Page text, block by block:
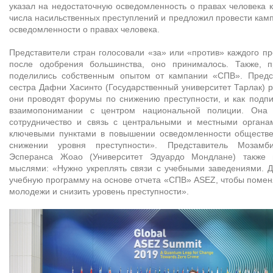
указал на недостаточную осведомленность о правах человека
числа насильственных преступлений и предложил провести
осведомленности о правах человека.
Представители стран голосовали «за» или «против» каждого
после одобрения большинства, оно принималось. Также,
поделились собственным опытом от кампании «СПВ».
сестра Дафни Хасинто (Государственный университет Тарлак)
они проводят форумы по снижению преступности, и как
взаимопонимании с центром национальной полиции. Она
сотрудничество и связь с центральными и местными
ключевыми пунктами в повышении осведомленности
снижении уровня преступности». Представитель
Эсперанса Жоао (Университет Эдуардо Мондлане) также
мыслями: «Нужно укреплять связи с учебными заведениями.
учебную программу на основе отчета «СПВ» ASEZ, чтобы
молодежи и снизить уровень преступности».